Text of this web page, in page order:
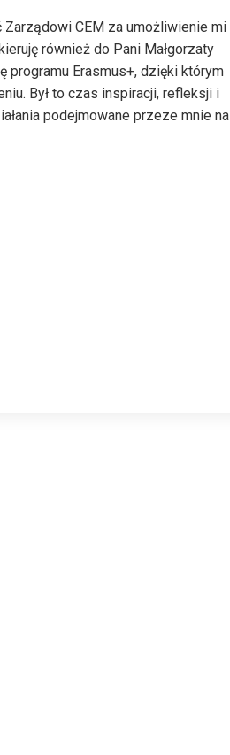
CEM za umożliwienie mi
również do Pani Małgorzaty
programu Erasmus+, dzięki którym
Był to czas inspiracji, refleksji i
podejmowane przeze mnie na